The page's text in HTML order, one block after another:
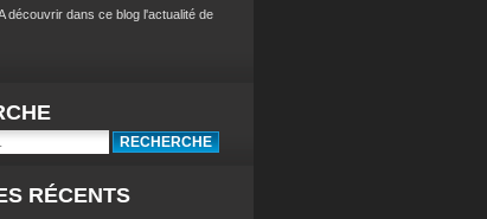
découvrir dans ce blog l'actualité de
RÉCENTS